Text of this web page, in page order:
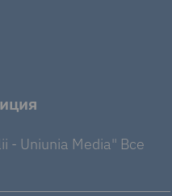
- Uniunia Media" Все